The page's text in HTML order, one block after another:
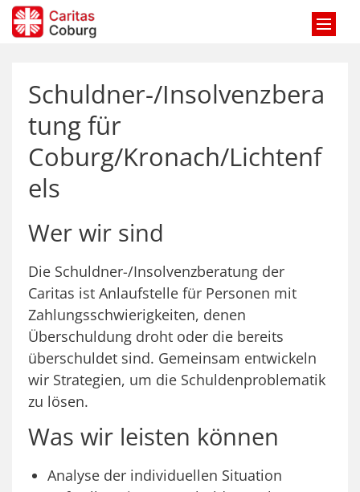
Zum Inhalt springen
Schuldner-/Insolvenzbera
tung für
Coburg/Kronach/Lichtenf
els
Wer wir sind
Die Schuldner-/Insolvenzberatung der
Caritas ist Anlaufstelle für Personen mit
Zahlungsschwierigkeiten, denen
Überschuldung droht oder die bereits
überschuldet sind. Gemeinsam entwickeln
wir Strategien, um die Schuldenproblematik
zu lösen.
Was wir leisten können
Analyse der individuellen Situation